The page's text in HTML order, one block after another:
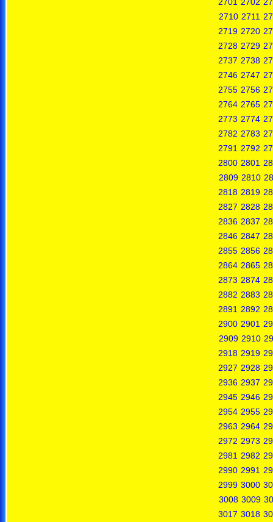
2710 2711
2719 2720
2728 2729
2737 2738
2746 2747
2755 2756
2764 2765
2773 2774
2782 2783
2791 2792
2800 2801
2809 2810
2818 2819
2827 2828
2836 2837
2846 2847
2855 2856
2864 2865
2873 2874
2882 2883
2891 2892
2900 2901
2909 2910
2918 2919
2927 2928
2936 2937
2945 2946
2954 2955
2963 2964
2972 2973
2981 2982
2990 2991
2999 3000
3008 3009
3017 3018